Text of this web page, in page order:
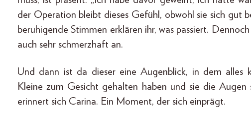
der Operation bleibt dieses Gefühl, obwohl sie sich gut
beruhigende Stimmen erklären ihr, was passiert.
auch sehr schmerzhaft an.
Und dann ist da dieser eine Augenblick, in dem alles
Kleine zum Gesicht gehalten haben und sie die Augen
erinnert sich Carina. Ein Moment, der sich einprägt.